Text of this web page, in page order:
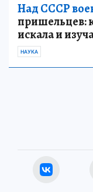
Над СССР
пришельцев:
искала и
НАУКА